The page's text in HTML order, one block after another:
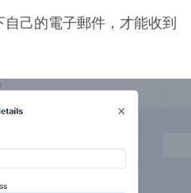
己的電子郵件，才能收到